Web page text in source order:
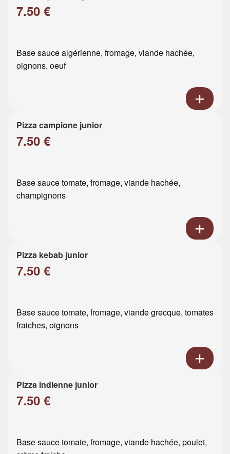
7.50 €
Base sauce algérienne, fromage, viande hachée,
oignons, oeuf
Pizza campione junior
7.50 €
Base sauce tomate, fromage, viande hachée,
champignons
Pizza kebab junior
7.50 €
Base sauce tomate, fromage, viande grecque, tomates
fraiches, oignons
Pizza indienne junior
7.50 €
Base sauce tomate, fromage, viande hachée, poulet,